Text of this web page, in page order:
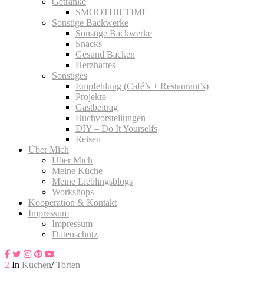
SMOOTHIETIME
Sonstige Backwerke
Sonstige Backwerke
Snacks
Gesund Backen
Herzhaftes
Sonstiges
Empfehlung (Café’s + Restaurant’s)
Projekte
Gastbeitrag
Buchvorstellungen
DIY – Do It Yourselfs
Reisen
Über Mich
Über Mich
Meine Küche
Meine Lieblingsblogs
Workshops
Kooperation & Kontakt
Impressum
Impressum
Datenschutz
2 In Kuchen/ Torten